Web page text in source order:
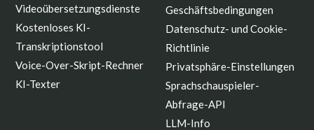
Videoübersetzungsdienste
Kostenloses KI-
Transkriptionstool
Voice-Over-Skript-Rechner
KI-Texter
Geschäftsbedingungen
Datenschutz- und Cookie-
Richtlinie
Privatsphäre-Einstellungen
Sprachschauspieler-
Abfrage-API
LLM-Info